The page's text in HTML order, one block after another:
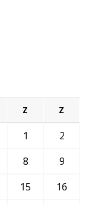
Z Z
1
2
8
9
15
16